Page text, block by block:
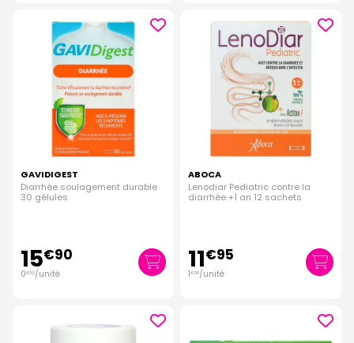
GAVIDIGEST
Diarrhée soulagement durable
30 gélules
15€90
0€53/unité
ABOCA
Lenodiar Pediatric contre la
diarrhée +1 an 12 sachets
11€95
1€00/unité